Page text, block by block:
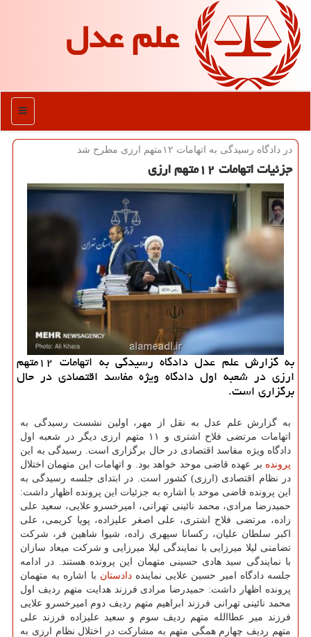
علم عدل
منو
در دادگاه رسیدگی به اتهامات ۱۲متهم ارزی مطرح شد
جزئیات اتهامات ۱۲متهم ارزی
به گزارش علم عدل دادگاه رسیدگی به اتهامات ۱۲متهم
ارزی در شعبه اول دادگاه ویژه مفاسد اقتصادی در حال
برگزاری است.
به گزارش علم عدل به نقل از مهر، اولین نشست رسیدگی به
اتهامات مرتضی فلاح اشتری و ۱۱ متهم ارزی دیگر در شعبه اول
دادگاه ویژه مفاسد اقتصادی در حال برگزاری است. رسیدگی به این
پرونده بر عهده قاضی موحد خواهد بود. و اتهامات این متهمان اختلال
در نظام اقتصادی (ارزی) كشور است. در ابتدای جلسه رسیدگی به
این پرونده قاضی موحد با اشاره به جزئیات این پرونده اظهار داشت:
حمیدرضا مرادی، محمد نائینی تهرانی، امیرخسرو علایی، سعید علی
زاده، مرتضی فلاح اشتری، علی اصغر علیزاده، پویا كریمی، علی
اكبر سلطان علیان، ركسانا سپهری زاده، شیوا شاهین فر، شركت
تضامنی لیلا میرزایی با نمایندگی لیلا میرزایی و شركت میعاد سازان
با نمایندگی سید هادی حسینی متهمان این پرونده هستند. در ادامه
جلسه دادگاه امیر حسین علایی نمایندهدادستان با اشاره به متهمان
پرونده اظهار داشت: حمیدرضا مرادی فرزند هدایت متهم ردیف اول
محمد نائینی تهرانی فرزند ابراهیم متهم ردیف دوم امیرخسرو علایی
فرزند میر عطاالله متهم ردیف سوم و سعید علیزاده فرزند علی
متهم ردیف چهارم همگی متهم به مشاركت در اختلال نظام ارزی به